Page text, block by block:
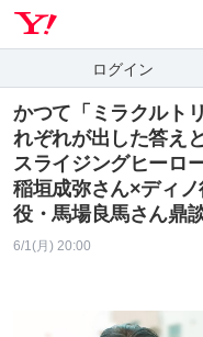
ログイン
かつて「ミラクルト
れぞれが出した答え
スライジングヒーロ
稲垣成弥さん×ディ
役・馬場良馬さん鼎
6/1(月) 20:00